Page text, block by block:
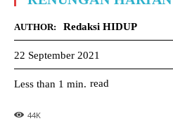
AUTHOR: Redaksi HIDUP
22 September 2021
Less than 1 min. read
44K